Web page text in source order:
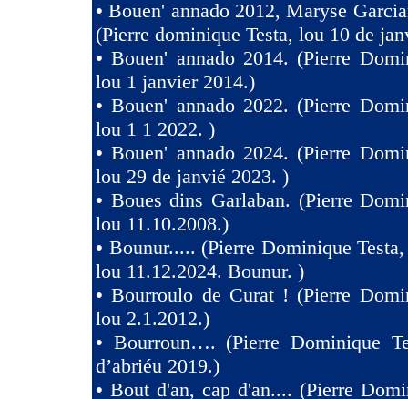
•Bouen' annado 2012, Maryse
(Pierre dominique Testa, lou 10 de
•Bouen' annado 2014. (Pierre
lou 1 janvier 2014.)
•Bouen' annado 2022. (Pierre
lou 1 1 2022. )
•Bouen' annado 2024. (Pierre
lou 29 de janvié 2023. )
• Boues dins Garlaban. (Pierre
lou 11.10.2008.)
• Bounur..... (Pierre Dominique
lou 11.12.2024. Bounur. )
•Bourroulo de Curat ! (Pierre
lou 2.1.2012.)
• Bourroun…. (Pierre Dominique
d’abriéu 2019.)
• Bout d'an, cap d'an.... (Pierre